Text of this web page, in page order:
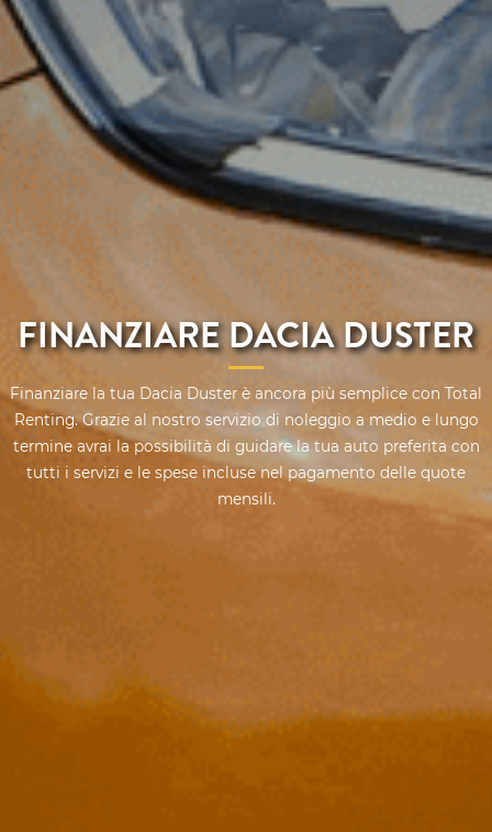
FINANZIARE DACIA DUSTER
Finanziare la tua Dacia Duster è ancora più semplice con Total
Renting. Grazie al nostro servizio di noleggio a medio e lungo
termine avrai la possibilità di guidare la tua auto preferita con
tutti i servizi e le spese incluse nel pagamento delle quote
mensili.